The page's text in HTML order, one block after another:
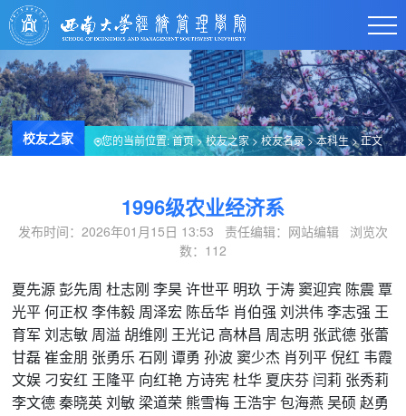
校友之家 您的当前位置:首页>校友之家>校友名录>本科生> 正文
1996级农业经济系
发布时间：2026年01月15日 13:53 责任编辑：网站编辑 浏览次
数： 112
夏先源 彭先周 杜志刚 李昊 许世平 明玖 于涛 窦迎宾 陈震 覃
光平 何正权 李伟毅 周泽宏 陈岳华 肖伯强 刘洪伟 李志强 王
育军 刘志敏 周溢 胡维刚 王光记 高林昌 周志明 张武德 张蕾
甘磊 崔金朋 张勇乐 石刚 谭勇 孙波 窦少杰 肖列平 倪红 韦霞
文娱 刁安红 王隆平 向红艳 方诗宪 杜华 夏庆芬 闫莉 张秀莉
李文德 秦晓英 刘敏 梁道荣 熊雪梅 王浩宇 包海燕 吴硕 赵勇